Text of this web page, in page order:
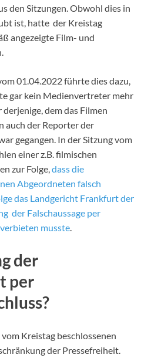
den Sitzungen. Obwohl dies in
ist, hatte der Kreistag
angezeigte Film- und
01.04.2022 führte dies dazu,
gar kein Medienvertreter mehr
dem das Filmen
auch der Reporter der
gegangen. In der Sitzung vom
einer z.B. filmischen
zur Folge,dass die
Abgeordneten falsch
das Landgericht Frankfurt der
der Falschaussage per
musste.
der
per
Kreistag beschlossenen
der Pressefreiheit.